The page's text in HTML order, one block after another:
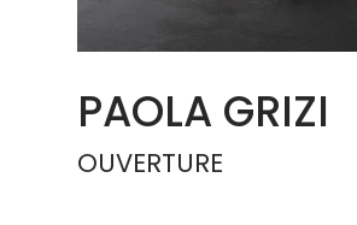
PAOLA GRIZI
OUVERTURE